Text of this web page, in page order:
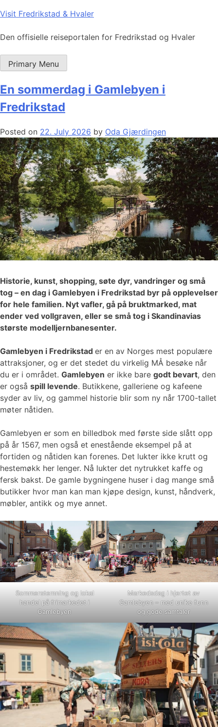
Skip
content
Visit Fredrikstad & Hvaler
Den offisielle reiseportalen for Fredrikstad og Hvaler
Primary Menu
En sommerdag i Gamlebyen i
Fredrikstad
Posted on 22. July 2026 by Oda Gjærdingen
Historie, kunst, shopping, søte dyr, vandringer og små
tog – en dag i Gamlebyen i Fredrikstad byr på opplevelser
for hele familien. Nyt vafler, gå på bruktmarked, mat
ender ved vollgraven, eller se små tog i Skandinavias
største modelljernbanesenter.
Gamlebyen i Fredrikstad er en av Norges mest populære
attraksjoner, og er det stedet du virkelig MÅ besøke når
du er i området. Gamlebyen er ikke bare godt bevart, den
er også spill levende. Butikkene, galleriene og kafeene
syder av liv, og gammel historie blir som ny når 1700-tallet
møter nåtiden.
Gamlebyen er som en billedbok med første side slått opp
på år 1567, men også et enestående eksempel på at
fortiden og nåtiden kan forenes. Det lukter ikke krutt og
hestemøkk her lenger. Nå lukter det nytrukket kaffe og
fersk bakst. De gamle bygningene huser i dag mange små
butikker hvor man kan man kjøpe design, kunst, håndverk,
møbler, antikk og mye annet.
Sommerstemning og lokal
handel på frimarkedet i
Gamlebyen
Markedsdag i hjertet av
Gamlebyen – med unike funn
og gode samtaler